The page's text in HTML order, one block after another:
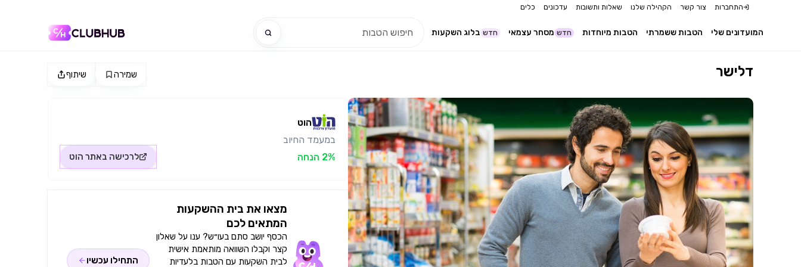
התחברות צור קשר הקהילה שלנו שאלות ותשובות עדכונים כלים
בלוג השקעות חדש מסחר עצמאי חדש הטבות מיוחדות הטבות ששמרתי המועדונים שלי
שיתוף שמירה דלישר
הוט
במעמד החיוב
2% הנחה
לרכישה באתר הוט
מצאו את בית ההשקעות
המתאים לכם
הכסף יושב סתם בעו״ש? ענו על שאלון
קצר וקבלו השוואה מותאמת אישית
לבית השקעות עם הטבות בלעדיות
התחילו עכשיו